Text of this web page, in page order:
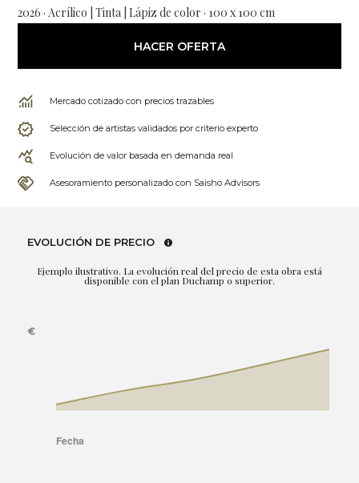
2026 · Acrílico | Tinta | Lápiz de color · 100 x 100 cm
HACER OFERTA
Mercado cotizado con precios trazables
Selección de artistas validados por criterio experto
Evolución de valor basada en demanda real
Asesoramiento personalizado con Saisho Advisors
EVOLUCIÓN DE PRECIO
Ejemplo ilustrativo. La evolución real del precio de esta obra está
disponible con el plan Duchamp o superior.